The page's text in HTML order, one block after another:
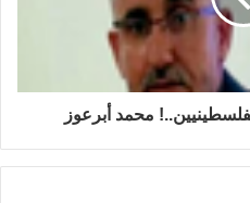
محمد أبرعوز